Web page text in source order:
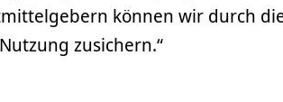
können wir durch
zusichern.“